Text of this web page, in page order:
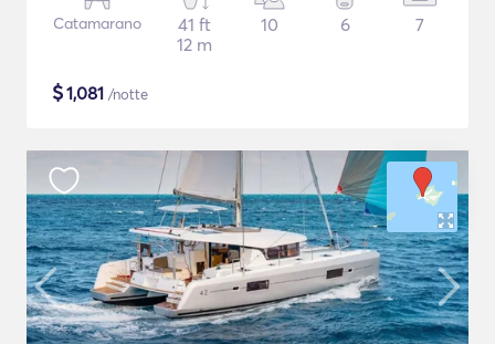
Catamarano
41 ft
12 m
10 6 7
$1,081 /notte